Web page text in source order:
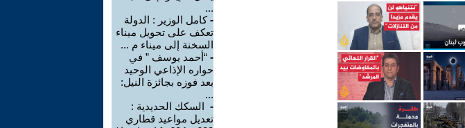
...
-كامل الوزير : الدولة
تعكف على تحويل ميناء
السخنة إلى ميناء م ...
- “أحمد يوسف ” في
حواره الإذاعي الوحيد
بعد فوزه بجائزة النيل:
...
- السكك الحديدية :
تعديل مواعيد قطاري